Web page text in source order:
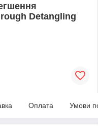
Detangling
Оплата Умови